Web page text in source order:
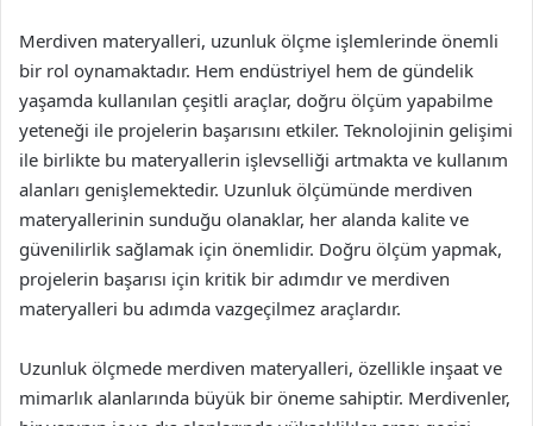
Merdiven materyalleri, uzunluk ölçme işlemlerinde önemli
bir rol oynamaktadır. Hem endüstriyel hem de gündelik
yaşamda kullanılan çeşitli araçlar, doğru ölçüm yapabilme
yeteneği ile projelerin başarısını etkiler. Teknolojinin gelişimi
ile birlikte bu materyallerin işlevselliği artmakta ve kullanım
alanları genişlemektedir. Uzunluk ölçümünde merdiven
materyallerinin sunduğu olanaklar, her alanda kalite ve
güvenilirlik sağlamak için önemlidir. Doğru ölçüm yapmak,
projelerin başarısı için kritik bir adımdır ve merdiven
materyalleri bu adımda vazgeçilmez araçlardır.
Uzunluk ölçmede merdiven materyalleri, özellikle inşaat ve
mimarlık alanlarında büyük bir öneme sahiptir. Merdivenler,